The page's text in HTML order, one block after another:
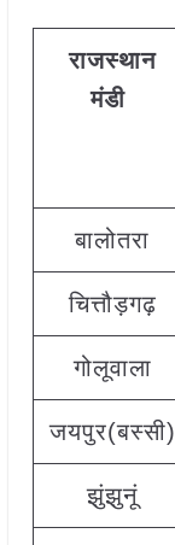
राजस्थान
मंडी
बालोतरा
चित्तौड़गढ़
गोलूवाला
जयपुर(बस्सी)
झुंझुनूं